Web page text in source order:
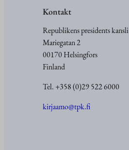
Kontakt
Republikens presidents kansli
Mariegatan 2
00170 Helsingfors
Finland
Tel. +358 (0)29 522 6000
kirjaamo@tpk.fi